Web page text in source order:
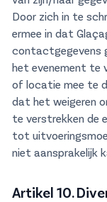
Door zich in te
ermee in dat
contactgegevens
het evenement te
of locatie mee te
dat het weigeren
te verstrekken de
tot
niet aansprakelijk
Artikel 10.